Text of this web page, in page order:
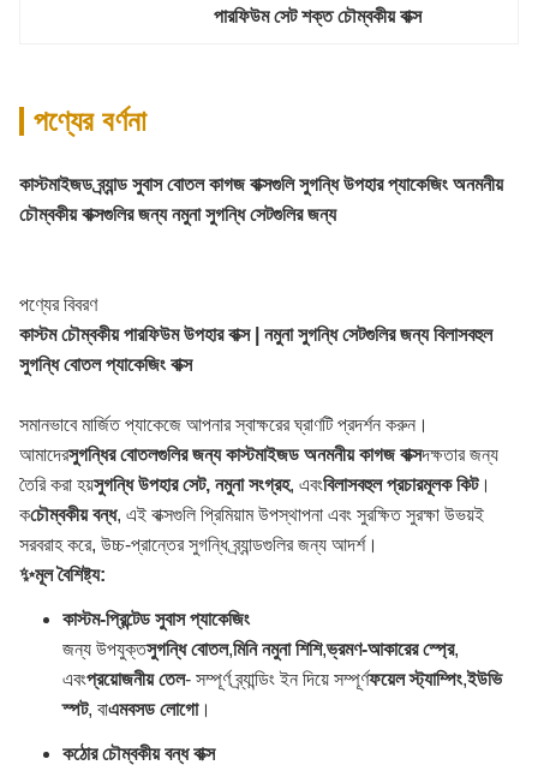
পারফিউম সেট শক্ত চৌম্বকীয় বাক্স
পণ্যের বর্ণনা
কাস্টমাইজড ব্র্যান্ড সুবাস বোতল কাগজ বাক্সগুলি সুগন্ধি উপহার প্যাকেজিং অনমনীয়
চৌম্বকীয় বাক্সগুলির জন্য নমুনা সুগন্ধি সেটগুলির জন্য
পণ্যের বিবরণ
কাস্টম চৌম্বকীয় পারফিউম উপহার বাক্স | নমুনা সুগন্ধি সেটগুলির জন্য বিলাসবহুল
সুগন্ধি বোতল প্যাকেজিং বাক্স
সমানভাবে মার্জিত প্যাকেজে আপনার স্বাক্ষরের ঘ্রাণটি প্রদর্শন করুন।
আমাদেরসুগন্ধির বোতলগুলির জন্য কাস্টমাইজড অনমনীয় কাগজ বাক্সদক্ষতার জন্য
তৈরি করা হয়সুগন্ধি উপহার সেট, নমুনা সংগ্রহ, এবংবিলাসবহুল প্রচারমূলক কিট।
কচৌম্বকীয় বন্ধ, এই বাক্সগুলি প্রিমিয়াম উপস্থাপনা এবং সুরক্ষিত সুরক্ষা উভয়ই
সরবরাহ করে, উচ্চ-প্রান্তের সুগন্ধি ব্র্যান্ডগুলির জন্য আদর্শ।
✨মূল বৈশিষ্ট্য:
কাস্টম-প্রিন্টেড সুবাস প্যাকেজিং
জন্য উপযুক্তসুগন্ধি বোতল,মিনি নমুনা শিশি,ভ্রমণ-আকারের স্প্রে,
এবংপ্রয়োজনীয় তেল- সম্পূর্ণ ব্র্যান্ডিং ইন দিয়ে সম্পূর্ণফয়েল স্ট্যাম্পিং,ইউভি
স্পট, বাএমবসড লোগো।
কঠোর চৌম্বকীয় বন্ধ বাক্স